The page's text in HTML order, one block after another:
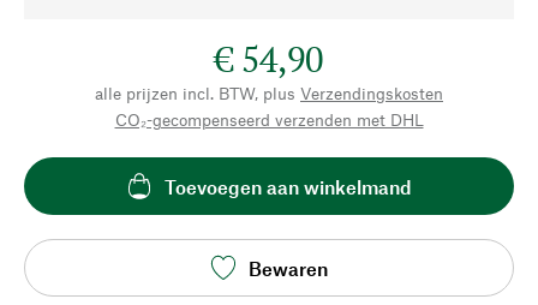
€ 54,90
alle prijzen incl. BTW, plus Verzendingskosten
CO₂-gecompenseerd verzenden met DHL
Toevoegen aan winkelmand
Bewaren